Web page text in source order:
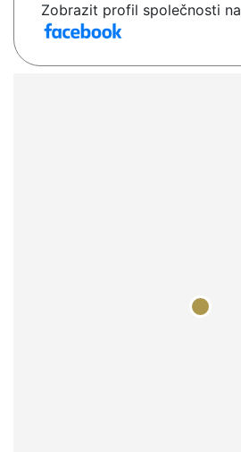
Zobrazit profil společnosti na